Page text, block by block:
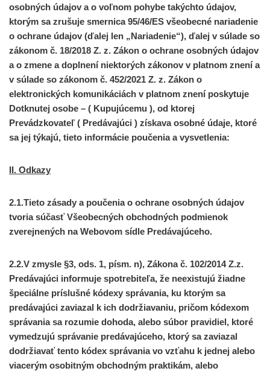
osobných údajov a o voľnom pohybe takýchto údajov,
ktorým sa zrušuje smernica 95/46/ES všeobecné nariadenie
o ochrane údajov (ďalej len „Nariadenie“), ďalej v súlade so
zákonom č. 18/2018 Z. z. Zákon o ochrane osobných údajov
a o zmene a doplnení niektorých zákonov v platnom znení a
v súlade so zákonom č. 452/2021 Z. z. Zákon o
elektronických komunikáciách v platnom znení poskytuje
Dotknutej osobe – ( Kupujúcemu ), od ktorej
Prevádzkovateľ ( Predávajúci ) získava osobné údaje, ktoré
sa jej týkajú, tieto informácie poučenia a vysvetlenia:
II. Odkazy
2.1.Tieto zásady a poučenia o ochrane osobných údajov
tvoria súčasť Všeobecných obchodných podmienok
zverejnených na Webovom sídle Predávajúceho.
2.2.V zmysle §3, ods. 1, písm. n), Zákona č. 102/2014 Z.z.
Predávajúci informuje spotrebiteľa, že neexistujú žiadne
špeciálne príslušné kódexy správania, ku ktorým sa
predávajúci zaviazal k ich dodržiavaniu, pričom kódexom
správania sa rozumie dohoda, alebo súbor pravidiel, ktoré
vymedzujú správanie predávajúceho, ktorý sa zaviazal
dodržiavať tento kódex správania vo vzťahu k jednej alebo
viacerým osobitným obchodným praktikám, alebo